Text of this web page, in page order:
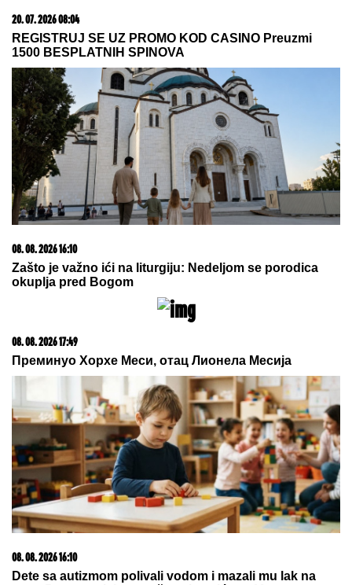
Milenković za podkast "Životna
priča" o bolnom odrastanju
SKINULA SE ANA SEVIĆUkrstila bikini, pa mamila
poglede na plaži: Ovakvu je retko viđamo (Foto)
GOCA BOŽINOVSKA SA
PORODICOM U GRČKOJ!Snajka
Bojana grmi u kupaćem, pevačica se
sunča: Oglasila se sa jahte, ovako se
baškare (FOTO)
Jednu stvar danas treba STROGO
IZBEGAVATI da ne biste prizvali
nesreću, kaže narodni običaji, a ova
MOLITVA donosi ogroman mir i